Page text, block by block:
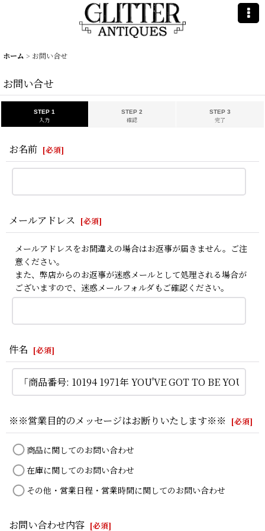
ホーム > お問い合せ
お問い合せ
STEP 1
入力
STEP 2
確認
STEP 3
完了
お名前 [必須]
メールアドレス [必須]
メールアドレスをお間違えの場合はお返事が届きません。ご注
意ください。
また、弊店からのお返事が迷惑メールとして処理される場合が
ございますので、迷惑メールフォルダもご確認ください。
件名 [必須]
※※営業目的のメッセージはお断りいたします※※ [必須]
商品に関してのお問い合わせ
在庫に関してのお問い合わせ
その他・営業日程・営業時間に関してのお問い合わせ
お問い合わせ内容 [必須]